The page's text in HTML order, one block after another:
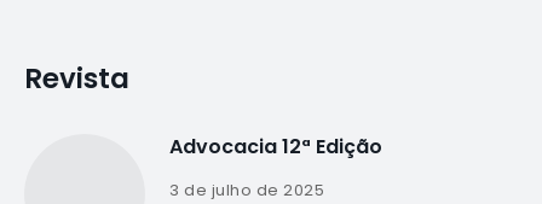
Revista
Advocacia 12ª Edição
3 de julho de 2025